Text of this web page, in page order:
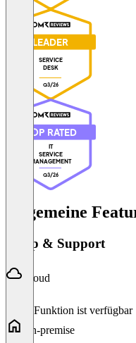
LEADER
SERVICE
DESK
Q3/26
TOP RATED
IT
SERVICE
MANAGEMENT
Q3/26
Allgemeine
Setup & Support
Cloud
Diese Funktion ist verfügbar
On-premise